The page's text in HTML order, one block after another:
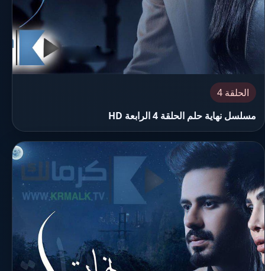
الحلقة 4
مسلسل نهاية حلم الحلقة 4 الرابعة HD